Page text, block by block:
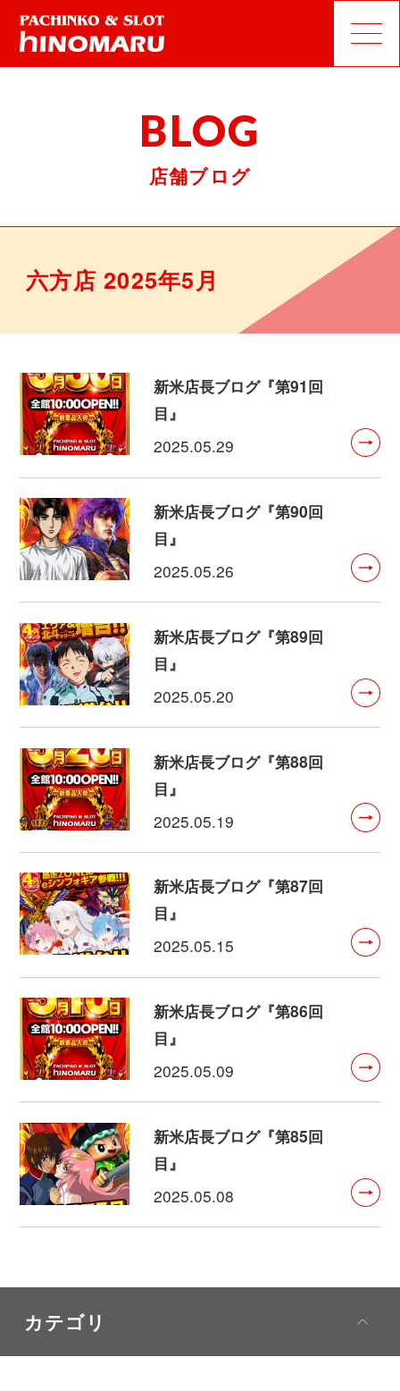
BLOG
店舗ブログ
六方店 2025年5月
新米店長ブログ『第91回
目』
2025.05.29
新米店長ブログ『第90回
目』
2025.05.26
新米店長ブログ『第89回
目』
2025.05.20
新米店長ブログ『第88回
目』
2025.05.19
新米店長ブログ『第87回
目』
2025.05.15
新米店長ブログ『第86回
目』
2025.05.09
新米店長ブログ『第85回
目』
2025.05.08
カテゴリ